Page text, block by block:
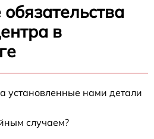
в
установленные нами детали
случаем?